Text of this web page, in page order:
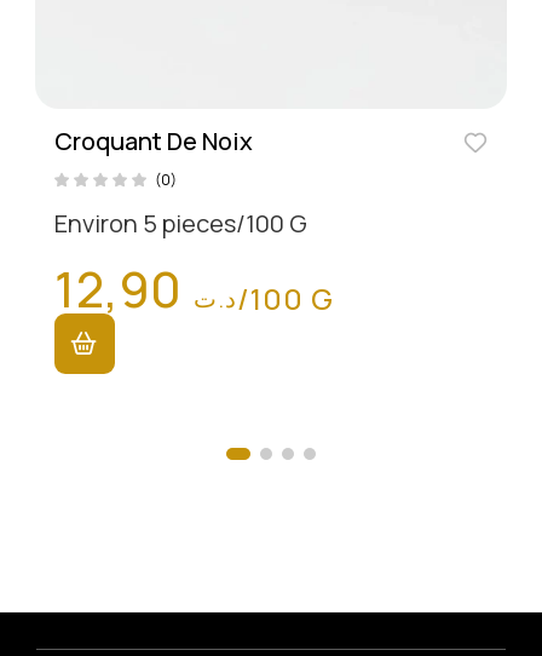
Croquant De Noix
(0)
Environ 5 pieces/100 G
د.ت/100 G